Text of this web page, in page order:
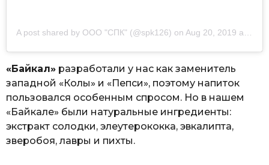
A post shared by ООО "СПК" (@spk126) on Aug 20, 2019 at 6:03am PDT
«Байкал» разработали у нас как заменитель
западной «Колы» и «Пепси», поэтому напиток
пользовался особенным спросом. Но в нашем
«Байкале» были натуральные ингредиенты:
экстракт солодки, элеутерококка, эвкалипта,
зверобоя, лавры и пихты.